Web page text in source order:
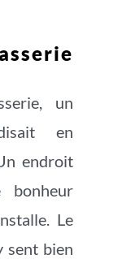
un
en
endroit
Le
sent bien